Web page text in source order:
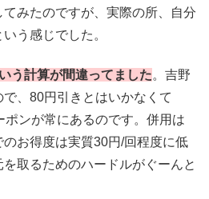
みたのですが、実際の所、自分
う感じでした。
う計算が間違ってました。吉野
、80円引きとはいかなくて
ポンが常にあるのです。併用は
お得度は実質30円/回程度に低
取るためのハードルがぐーんと